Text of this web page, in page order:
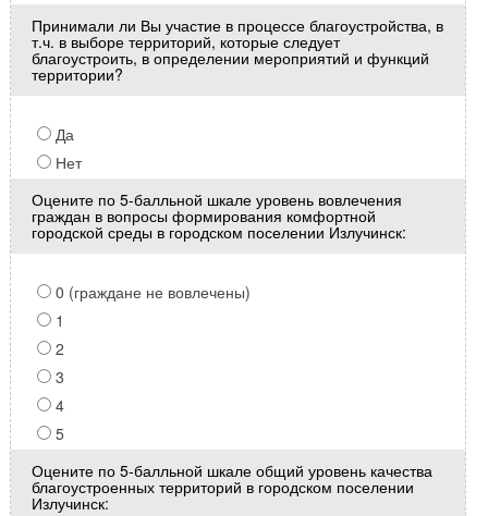
Принимали ли Вы участие в процессе благоустройства, в
т.ч. в выборе территорий, которые следует
благоустроить, в определении мероприятий и функций
территории?
Да
Нет
Оцените по 5-балльной шкале уровень вовлечения
граждан в вопросы формирования комфортной
городской среды в городском поселении Излучинск:
0 (граждане не вовлечены)
1
2
3
4
5
Оцените по 5-балльной шкале общий уровень качества
благоустроенных территорий в городском поселении
Излучинск: